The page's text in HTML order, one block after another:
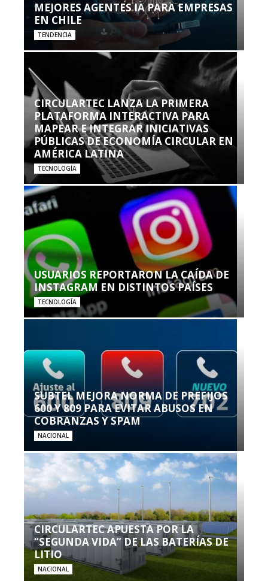
MEJORES AGENTES IA PARA EMPRESAS
EN CHILE
TENDENCIA
CIRCULARTEC LANZA LA PRIMERA
PLATAFORMA INTERACTIVA PARA
MAPEAR E INTEGRAR INICIATIVAS
PÚBLICAS DE ECONOMÍA CIRCULAR EN
AMÉRICA LATINA
TECNOLOGÍA
USUARIOS REPORTARON LA CAÍDA DE
INSTAGRAM EN DISTINTOS PAÍSES
TECNOLOGÍA
SUBTEL MEJORA NORMA DE PREFIJOS
600 Y 809 PARA EVITAR ABUSOS EN
COBRANZAS Y SPAM
NACIONAL
CIRCULARTEC APUESTA POR LA
“SEGUNDA VIDA” DE LAS BATERÍAS DE
LITIO
NACIONAL